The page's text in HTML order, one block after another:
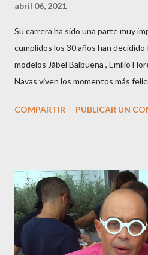
abril 06, 2021
Su carrera ha sido una parte muy
cumplidos los 30 años han decidido
modelos Jábel Balbuena , Emilio
Navas viven los momentos más
M ateo nació en Barcelona hace
haciéndole padre de un precioso
campeona, durante los primeros 3
guardar reposo debido a un
“hiperemesisgravídica”.Pasados los
gestación Marta tiró adelante con
COMPARTIR PUBLICAR UN